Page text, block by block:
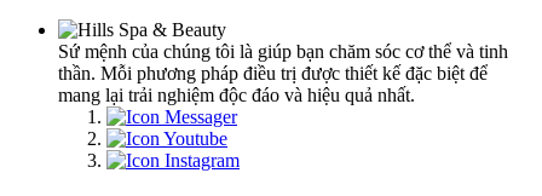
Sứ mệnh của chúng tôi là giúp bạn chăm sóc cơ thể và tinh
thần. Mỗi phương pháp điều trị được thiết kế đặc biệt để
mang lại trải nghiệm độc đáo và hiệu quả nhất.